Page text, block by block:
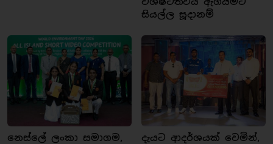
සියල්ල සූදානම්
නෙස්ලේ ලංකා සමාගම,
දැයට ආදර්ශයක් වෙමින්,